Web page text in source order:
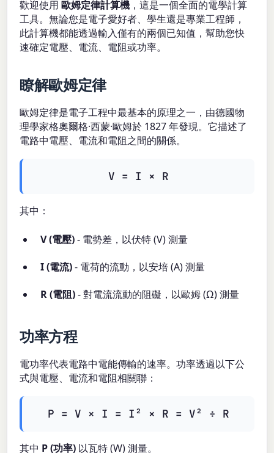
歡迎使用歐姆定律計算機 ，這是一個全面的電學計算
工具。無論您是電子愛好者、學生還是專業工程師，
此計算機都能透過輸入僅有的兩個已知值，幫助您快
速確定電壓、電流、電阻或功率。
瞭解歐姆定律
歐姆定律是電子工程中最基本的原理之一，由德國物
理學家格奧爾格·西蒙·歐姆於 1827 年發現。它描述了
電路中電壓、電流和電阻之間的關係。
V = I × R
其中：
V (電壓)- 電勢差，以伏特 (V) 測量
I (電流)- 電荷的流動，以安培 (A) 測量
R (電阻)- 對電流流動的阻礙，以歐姆 (Ω) 測量
功率方程
電功率代表電路中電能傳輸的速率。功率透過以下公
式與電壓、電流和電阻相關聯：
P = V × I = I² × R = V² ÷ R
其中 P (功率) 以瓦特 (W) 測量。